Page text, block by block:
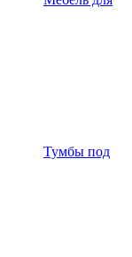
Тумбы под